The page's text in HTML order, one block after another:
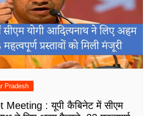
Pradesh
Meeting : यूपी कैबिनेट में सीएम